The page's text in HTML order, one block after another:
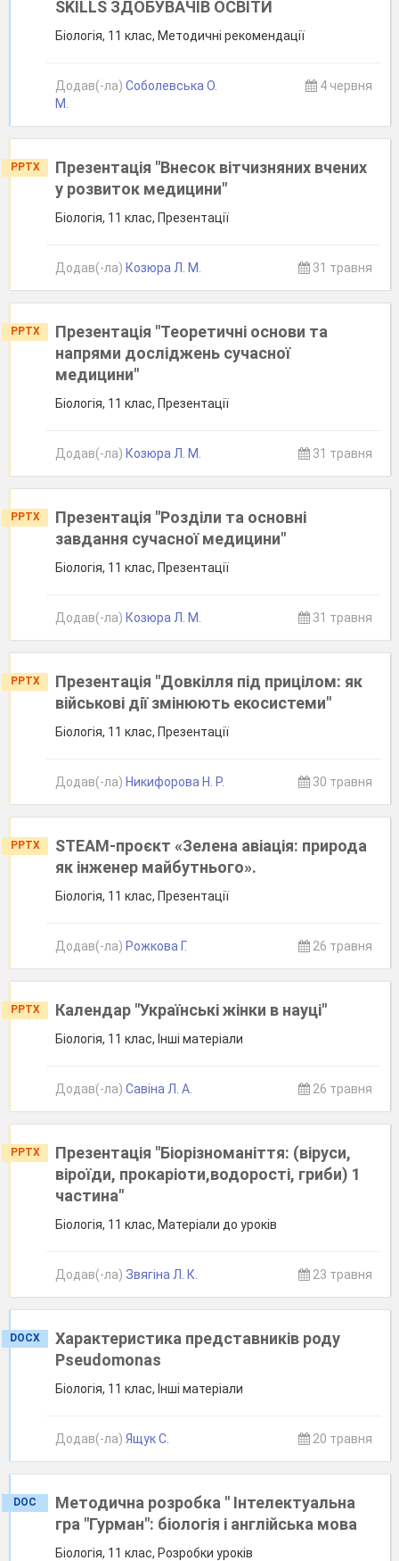
SKILLS ЗДОБУВАЧІВ ОСВІТИ
Біологія, 11 клас, Методичні рекомендації
Додав(-ла) Соболевська О.
М.
4 червня
PPTX
Презентація "Внесок вітчизняних вчених
у розвиток медицини"
Біологія, 11 клас, Презентації
Додав(-ла) Козюра Л. М. 31 травня
PPTX
Презентація "Теоретичні основи та
напрями досліджень сучасної
медицини"
Біологія, 11 клас, Презентації
Додав(-ла) Козюра Л. М. 31 травня
PPTX
Презентація "Розділи та основні
завдання сучасної медицини"
Біологія, 11 клас, Презентації
Додав(-ла) Козюра Л. М. 31 травня
PPTX
Презентація "Довкілля під прицілом: як
військові дії змінюють екосистеми"
Біологія, 11 клас, Презентації
Додав(-ла) Никифорова Н. Р. 30 травня
PPTX
STEAM-проєкт «Зелена авіація: природа
як інженер майбутнього».
Біологія, 11 клас, Презентації
Додав(-ла) Рожкова Г. 26 травня
PPTX Календар "Українські жінки в науці"
Біологія, 11 клас, Інші матеріали
Додав(-ла) Савіна Л. А. 26 травня
PPTX
Презентація "Біорізноманіття: (віруси,
віроїди, прокаріоти,водорості, гриби) 1
частина"
Біологія, 11 клас, Матеріали до уроків
Додав(-ла) Звягіна Л. К. 23 травня
DOCX
Характеристика представників роду
Pseudomonas
Біологія, 11 клас, Інші матеріали
Додав(-ла) Ящук С. 20 травня
DOC
Методична розробка " Інтелектуальна
гра "Гурман": біологія і англійська мова
Біологія, 11 клас, Розробки уроків